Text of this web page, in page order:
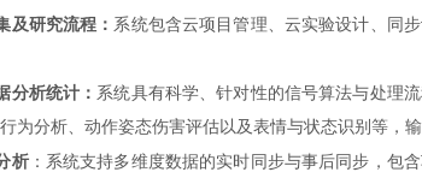
及研究流程： 系统包含云项目管理、云实验设计、同
分析统计： 系统具有科学、针对性的信号算法与处理
为分析、动作姿态伤害评估以及表情与状态识别等，
析：系统支持多维度数据的实时同步与事后同步，包